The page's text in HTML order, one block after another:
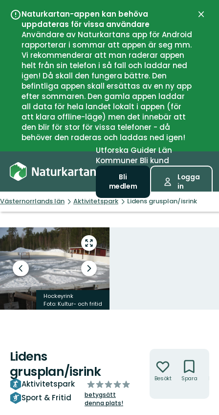
Naturkartan-appen kan behöva
uppdateras för vissa användare
Användare av Naturkartans app för Android
rapporterar i sommar att appen är seg mm.
Vi rekommenderar att man raderar appen
helt från sin telefon i så fall och laddar ned
igen! Då skall den fungera bättre. Den
befintliga appen skall ersättas av en ny app
efter sommaren. Den gamla appen laddar
all data för hela landet lokalt i appen (för
att klara offline-läge) men det innebär att
den blir för stor för vissa telefoner - då
behöver den raderas och laddas ned igen!
UtforskaGuiderLän
Kommuner Bli kund
Bli
medlem
Logga
in
Västernorrlands län Aktivitetspark Lidens grusplan/isrink
Gå
till
helskärmsläge
Föregående
bild
Nästa
bildspel
Hockeyrink
Foto: Kultur- och fritid
Lidens
grusplan/isrink
Aktivitetspark
Sport & Fritid
av
5
stjärnor
betygsätt
denna plats!
Besökt Spara